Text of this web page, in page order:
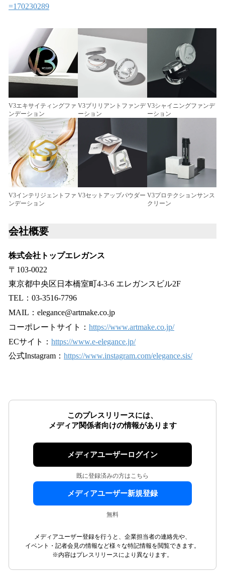
=170230289
V3エキサイティングファ
ンデーション
V3ブリリアントファンデ
ーション
V3シャイニングファンデ
ーション
V3インテリジェントファ
ンデーション
V3セットアップパウダー V3プロテクションサンス
クリーン
会社概要
株式会社トップエレガンス
〒103-0022
東京都中央区日本橋室町4-3-6 エレガンスビル2F
TEL：03-3516-7796
MAIL：elegance@artmake.co.jp
コーポレートサイト： https://www.artmake.co.jp/
ECサイト： https://www.e-elegance.jp/
公式Instagram： https://www.instagram.com/elegance.sis/
このプレスリリースには、
メディア関係者向けの情報があります
メディアユーザーログイン
既に登録済みの方はこちら
メディアユーザー新規登録
無料
メディアユーザー登録を行うと、企業担当者の連絡先や、
イベント・記者会見の情報など様々な特記情報を閲覧できます。
※内容はプレスリリースにより異なります。